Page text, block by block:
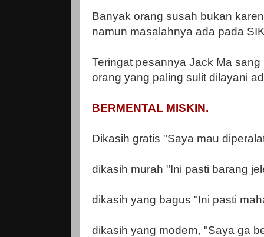
Banyak orang susah bukan
namun masalahnya ada pada
Teringat pesannya Jack Ma
orang yang paling sulit dilayani
BERMENTAL MISKIN.
Dikasih gratis "Saya mau
dikasih murah "Ini pasti barang
dikasih yang bagus "Ini pasti
dikasih yang modern, "Saya ga